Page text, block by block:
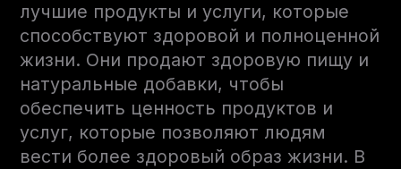
лучшие продукты и услуги, которые
способствуют здоровой и полноценной
жизни. Они продают здоровую пищу и
натуральные добавки, чтобы
обеспечить ценность продуктов и
услуг, которые позволяют людям
вести более здоровый образ жизни. В